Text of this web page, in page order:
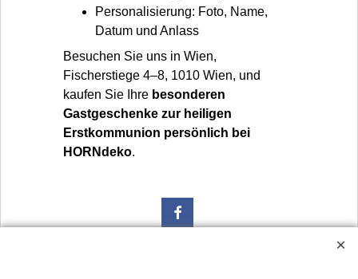
Personalisierung: Foto, Name,
Datum und Anlass
Besuchen Sie uns in Wien,
Fischerstiege 4–8, 1010 Wien, und
kaufen Sie Ihre besonderen
Gastgeschenke zur heiligen
Erstkommunion persönlich bei
HORNdeko.